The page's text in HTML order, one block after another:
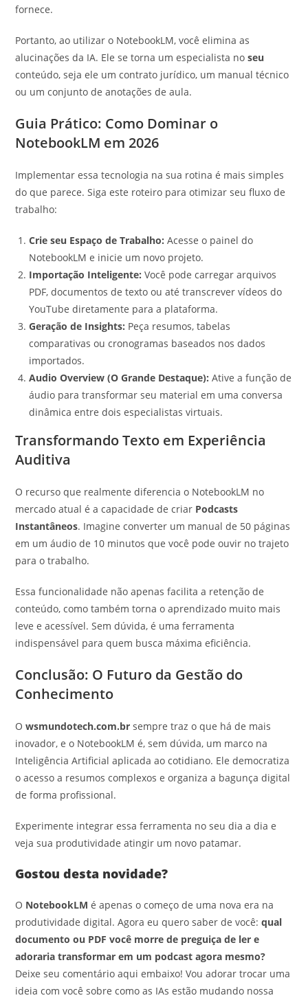
fornece.
Portanto, ao utilizar o NotebookLM, você elimina as
alucinações da IA. Ele se torna um especialista noseu
conteúdo, seja ele um contrato jurídico, um manual técnico
ou um conjunto de anotações de aula.
Guia Prático: Como Dominar o
NotebookLM em 2026
Implementar essa tecnologia na sua rotina é mais simples
do que parece. Siga este roteiro para otimizar seu fluxo de
trabalho:
Crie seu Espaço de Trabalho: Acesse o painel do
NotebookLM e inicie um novo projeto.
Importação Inteligente: Você pode carregar arquivos
PDF, documentos de texto ou até transcrever vídeos do
YouTube diretamente para a plataforma.
Geração de Insights: Peça resumos, tabelas
comparativas ou cronogramas baseados nos dados
importados.
Audio Overview (O Grande Destaque): Ative a função de
áudio para transformar seu material em uma conversa
dinâmica entre dois especialistas virtuais.
Transformando Texto em Experiência
Auditiva
O recurso que realmente diferencia o NotebookLM no
mercado atual é a capacidade de criar Podcasts
Instantâneos. Imagine converter um manual de 50 páginas
em um áudio de 10 minutos que você pode ouvir no trajeto
para o trabalho.
Essa funcionalidade não apenas facilita a retenção de
conteúdo, como também torna o aprendizado muito mais
leve e acessível. Sem dúvida, é uma ferramenta
indispensável para quem busca máxima eficiência.
Conclusão: O Futuro da Gestão do
Conhecimento
Owsmundotech.com.br sempre traz o que há de mais
inovador, e o NotebookLM é, sem dúvida, um marco na
Inteligência Artificial aplicada ao cotidiano. Ele democratiza
o acesso a resumos complexos e organiza a bagunça digital
de forma profissional.
Experimente integrar essa ferramenta no seu dia a dia e
veja sua produtividade atingir um novo patamar.
Gostou desta novidade?
O NotebookLM é apenas o começo de uma nova era na
produtividade digital. Agora eu quero saber de você:qual
documento ou PDF você morre de preguiça de ler e
adoraria transformar em um podcast agora mesmo?
Deixe seu comentário aqui embaixo! Vou adorar trocar uma
ideia com você sobre como as IAs estão mudando nossa